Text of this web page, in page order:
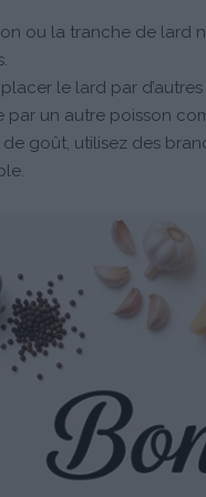
ou la tranche de lard
le lard par
un autre poisson
goût, utilisez des